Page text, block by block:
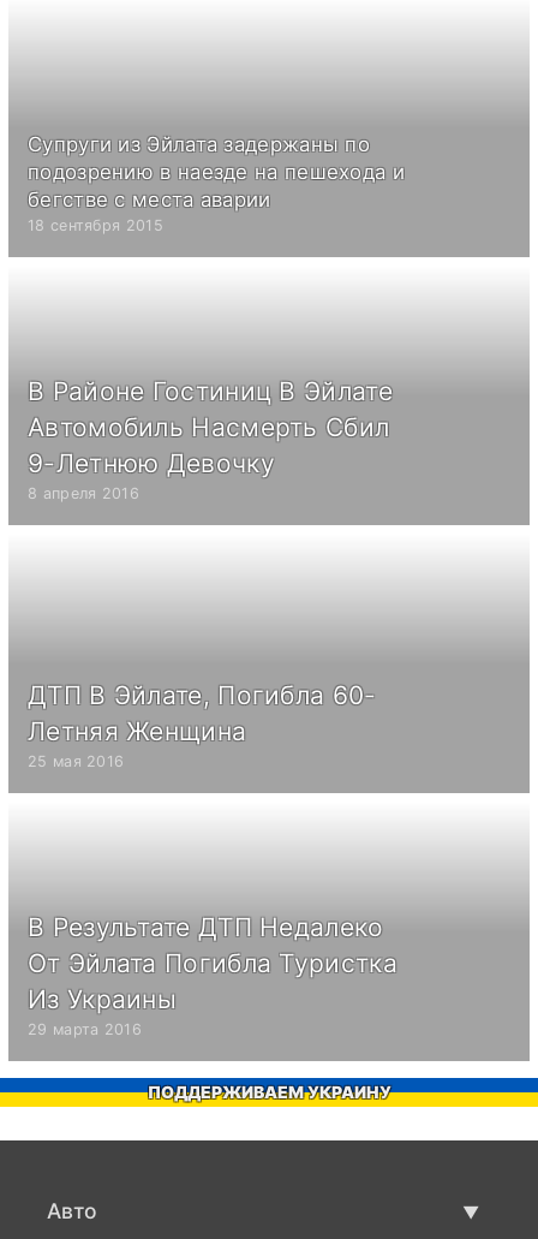
Супруги из Эйлата задержаны по
подозрению в наезде на пешехода и
бегстве с места аварии
18 сентября 2015
В Районе Гостиниц В Эйлате
Автомобиль Насмерть Сбил
9-Летнюю Девочку
8 апреля 2016
ДТП В Эйлате, Погибла 60-
Летняя Женщина
25 мая 2016
В Результате ДТП Недалеко
От Эйлата Погибла Туристка
Из Украины
29 марта 2016
ПОДДЕРЖИВАЕМ УКРАИНУ
Авто